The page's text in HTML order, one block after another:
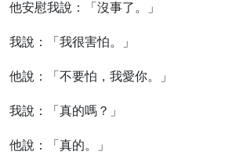
他安慰我說：「沒事了。」
我說：「我很害怕。」
他說：「不要怕，我愛你。」
我說：「真的嗎？」
他說：「真的。」